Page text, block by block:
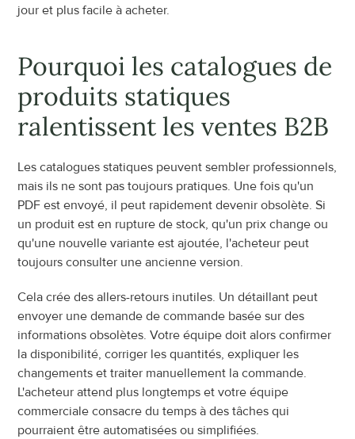
jour et plus facile à acheter.
Pourquoi les catalogues de
produits statiques
ralentissent les ventes B2B
Les catalogues statiques peuvent sembler professionnels,
mais ils ne sont pas toujours pratiques. Une fois qu'un
PDF est envoyé, il peut rapidement devenir obsolète. Si
un produit est en rupture de stock, qu'un prix change ou
qu'une nouvelle variante est ajoutée, l'acheteur peut
toujours consulter une ancienne version.
Cela crée des allers-retours inutiles. Un détaillant peut
envoyer une demande de commande basée sur des
informations obsolètes. Votre équipe doit alors confirmer
la disponibilité, corriger les quantités, expliquer les
changements et traiter manuellement la commande.
L'acheteur attend plus longtemps et votre équipe
commerciale consacre du temps à des tâches qui
pourraient être automatisées ou simplifiées.